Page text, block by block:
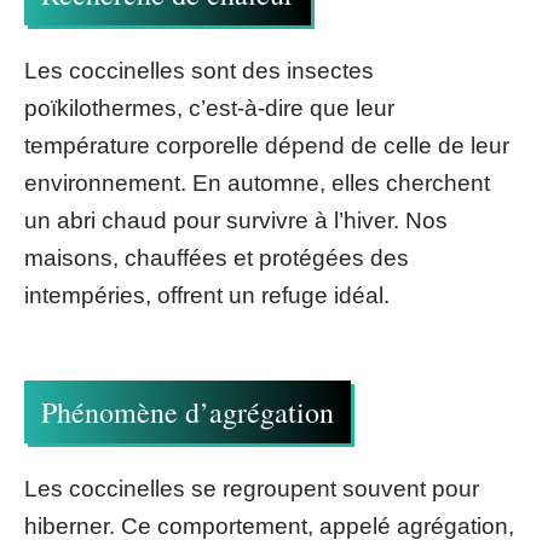
Les coccinelles sont des insectes
poïkilothermes, c’est-à-dire que leur
température corporelle dépend de celle de leur
environnement. En automne, elles cherchent
un abri chaud pour survivre à l’hiver. Nos
maisons, chauffées et protégées des
intempéries, offrent un refuge idéal.
Phénomène d’agrégation
Les coccinelles se regroupent souvent pour
hiberner. Ce comportement, appelé agrégation,